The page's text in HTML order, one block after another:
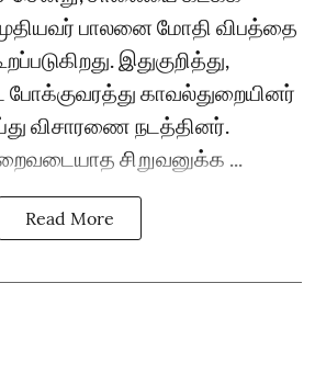
பாலனை மோதி விபத்தை
இதுகுறித்து,
காவல்துறையினர்
விசாரணை நடத்தினர்.
சிறுவனுக்க ...
Read More